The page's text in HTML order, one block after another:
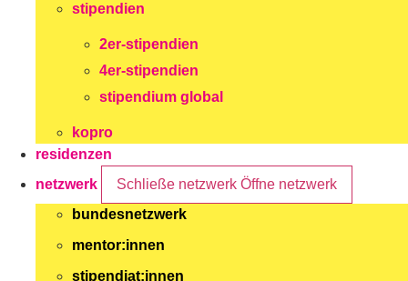
stipendien
2er-stipendien
4er-stipendien
stipendium global
kopro
residenzen
netzwerk
Schließe netzwerk Öffne netzwerk
bundesnetzwerk
mentor:innen
stipendiat:innen